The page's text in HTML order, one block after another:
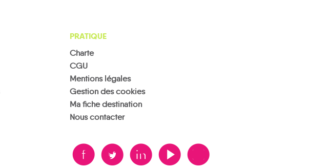
PRATIQUE
Charte
CGU
Mentions légales
Gestion des cookies
Ma fiche destination
Nous contacter
B A D F V